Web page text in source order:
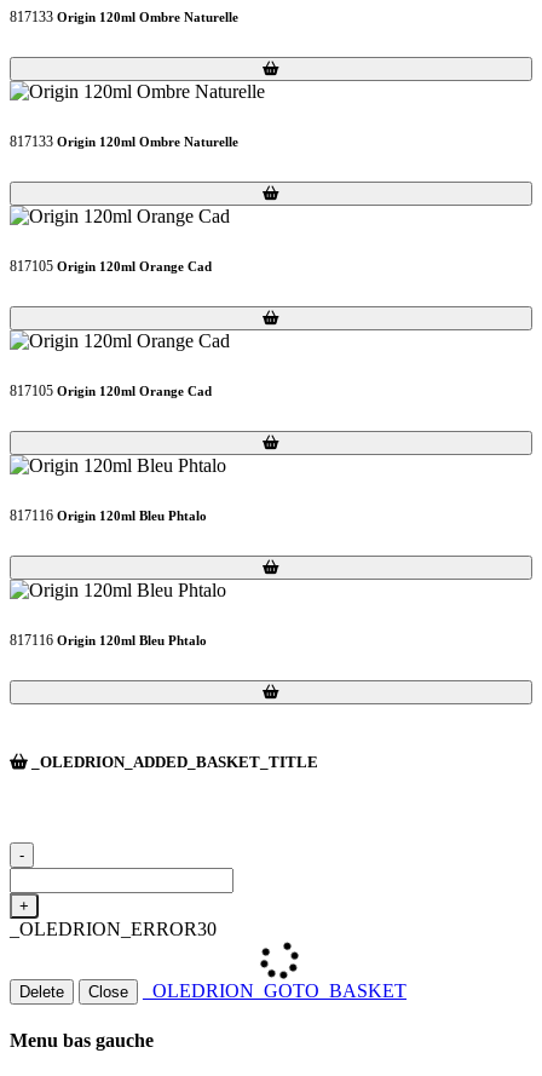
817133 Origin 120ml Ombre Naturelle
Loading...
Loading...
817133 Origin 120ml Ombre Naturelle
Loading...
Loading...
817105 Origin 120ml Orange Cad
Loading...
Loading...
817105 Origin 120ml Orange Cad
Loading...
Loading...
817116 Origin 120ml Bleu Phtalo
Loading...
Loading...
817116 Origin 120ml Bleu Phtalo
Loading...
Loading...
_OLEDRION_ADDED_BASKET_TITLE
-
+
_OLEDRION_ERROR30
Delete Close _OLEDRION_GOTO_BASKET
Menu bas gauche